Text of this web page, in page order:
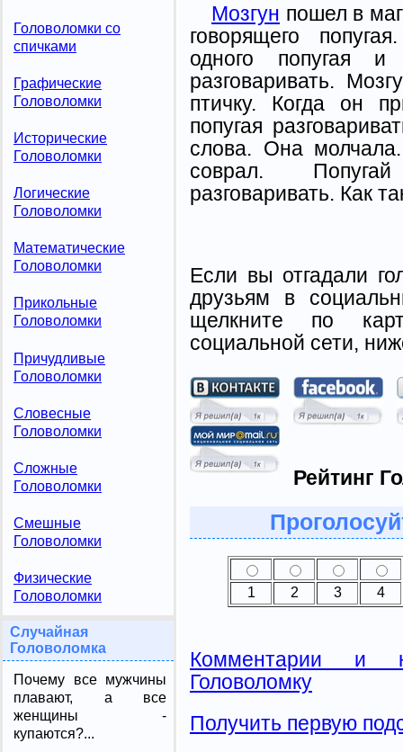
Головоломки со
спичками
Графические
Головоломки
Исторические
Головоломки
Логические
Головоломки
Математические
Головоломки
Прикольные
Головоломки
Причудливые
Головоломки
Словесные
Головоломки
Сложные
Головоломки
Смешные
Головоломки
Физические
Головоломки
Случайная
Головоломка
Почему все мужчины
плавают, а все
женщины -
купаются?...
Мозгун пошел в
говорящего
одного попугая
разговаривать.
птичку. Когда он
попугая
слова. Она
соврал.
разговаривать. Как
Если вы отгадали
друзьям в
щелкните по
социальной сети,
Рейтинг
1 2 3 4
Комментарии и
Головоломку
Получить первую